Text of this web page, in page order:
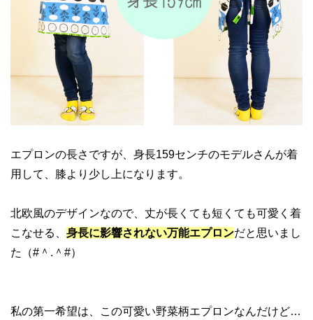
エプロンの長さですが、身長159センチのモデルさんが着
用して、膝より少し上になります。
北欧風のデザインなので、丈が長くても短くても可愛く着
こなせる、 身長に影響されない万能エプロンだと思いまし
た（#＾.＾#）
私の第一希望は、この可愛い野菜柄エプロンなんだけど…